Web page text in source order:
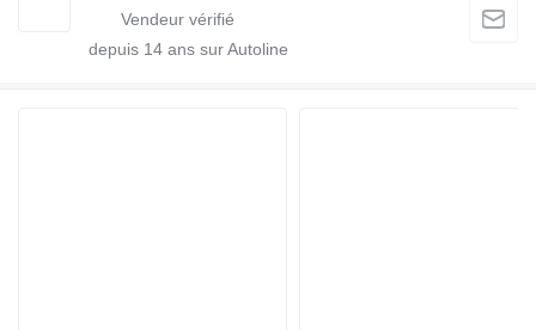
depuis 14 ans sur Autoline